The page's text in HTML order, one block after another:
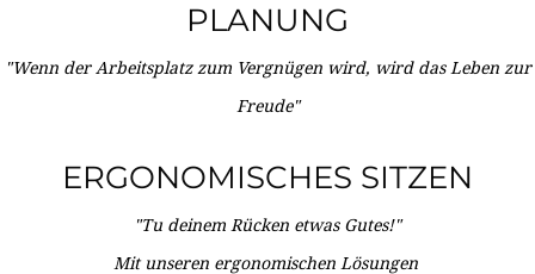
PLANUNG
"Wenn der Arbeitsplatz zum Vergnügen wird, wird das Leben zur
Freude"
ERGONOMISCHES SITZEN
"Tu deinem Rücken etwas Gutes!"
Mit unseren ergonomischen Lösungen